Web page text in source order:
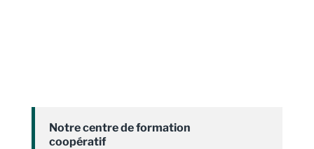
Notre centre de formation
coopératif